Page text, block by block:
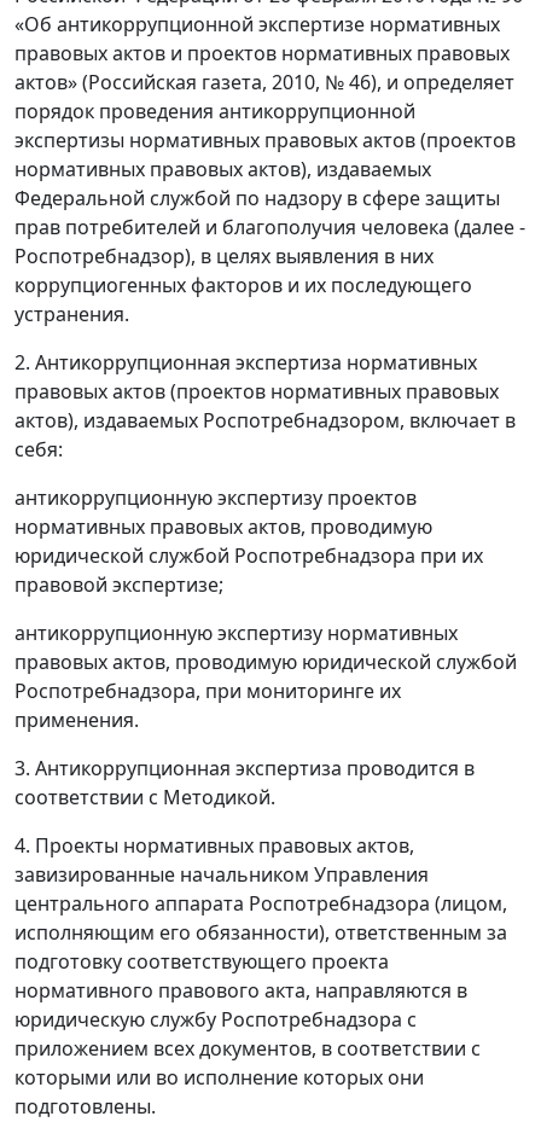
«Об антикоррупционной экспертизе нормативных
правовых актов и проектов нормативных правовых
актов» (Российская газета, 2010, № 46), и определяет
порядок проведения антикоррупционной
экспертизы нормативных правовых актов (проектов
нормативных правовых актов), издаваемых
Федеральной службой по надзору в сфере защиты
прав потребителей и благополучия человека (далее -
Роспотребнадзор), в целях выявления в них
коррупциогенных факторов и их последующего
устранения.
2. Антикоррупционная экспертиза нормативных
правовых актов (проектов нормативных правовых
актов), издаваемых Роспотребнадзором, включает в
себя:
антикоррупционную экспертизу проектов
нормативных правовых актов, проводимую
юридической службой Роспотребнадзора при их
правовой экспертизе;
антикоррупционную экспертизу нормативных
правовых актов, проводимую юридической службой
Роспотребнадзора, при мониторинге их
применения.
3. Антикоррупционная экспертиза проводится в
соответствии с Методикой.
4. Проекты нормативных правовых актов,
завизированные начальником Управления
центрального аппарата Роспотребнадзора (лицом,
исполняющим его обязанности), ответственным за
подготовку соответствующего проекта
нормативного правового акта, направляются в
юридическую службу Роспотребнадзора с
приложением всех документов, в соответствии с
которыми или во исполнение которых они
подготовлены.